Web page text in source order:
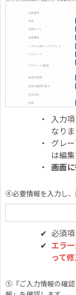
入力
なりま
グレ
は編
画面
④必要情報を入力し、
必須
エラ
って
⑤『ご入力情報の確認